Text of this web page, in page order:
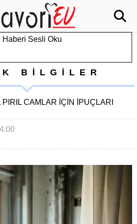
Haberi Sesli Oku
BİLGİLER
CAMLAR IÇIN IPUÇLARI